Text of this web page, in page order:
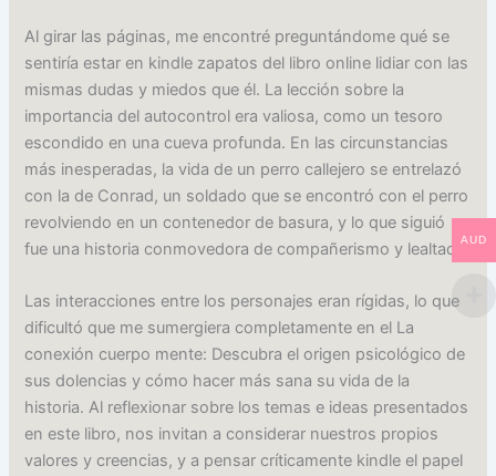
Al girar las páginas, me encontré preguntándome qué se
sentiría estar en kindle zapatos del libro online​ lidiar con las
mismas dudas y miedos que él. La lección sobre la
importancia del autocontrol era valiosa, como un tesoro
escondido en una cueva profunda. En las circunstancias
más inesperadas, la vida de un perro callejero se entrelazó
con la de Conrad, un soldado que se encontró con el perro
revolviendo en un contenedor de basura, y lo que siguió
fue una historia conmovedora de compañerismo y lealtad.
Las interacciones entre los personajes eran rígidas, lo que
dificultó que me sumergiera completamente en el La
conexión cuerpo mente: Descubra el origen psicológico de
sus dolencias y cómo hacer más sana su vida de la
historia. Al reflexionar sobre los temas e ideas presentados
en este libro, nos invitan a considerar nuestros propios
valores y creencias, y a pensar críticamente kindle el papel
AUD